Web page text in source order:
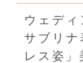
ウェデ
サブリ
レス姿